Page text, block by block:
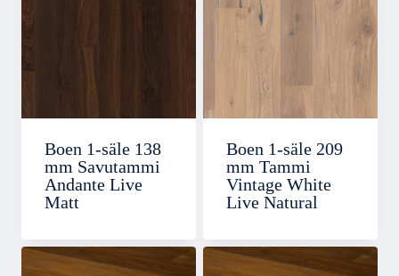
Boen 1-säle 138
mm Savutammi
Andante Live
Matt
Boen 1-säle 209
mm Tammi
Vintage White
Live Natural